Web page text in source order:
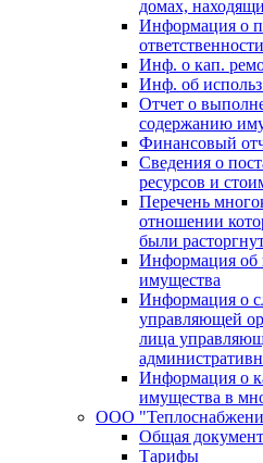
домах,
Информация о
ответственности
Инф. о кап.
Инф. об
Отчет о
содержанию
Финансовый
Сведения о
ресурсов и
Перечень
отношении
были
Информация об
имущества
Информация о
управляющей
лица
Информация о
имущества в
ООО
Общая
Тарифы